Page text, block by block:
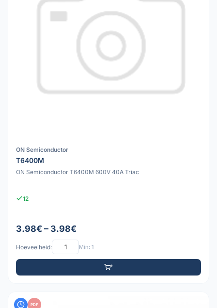
ON Semiconductor
T6400M
ON Semiconductor T6400M 600V 40A Triac
12
3.98€ – 3.98€
Hoeveelheid: Min: 1
PDF